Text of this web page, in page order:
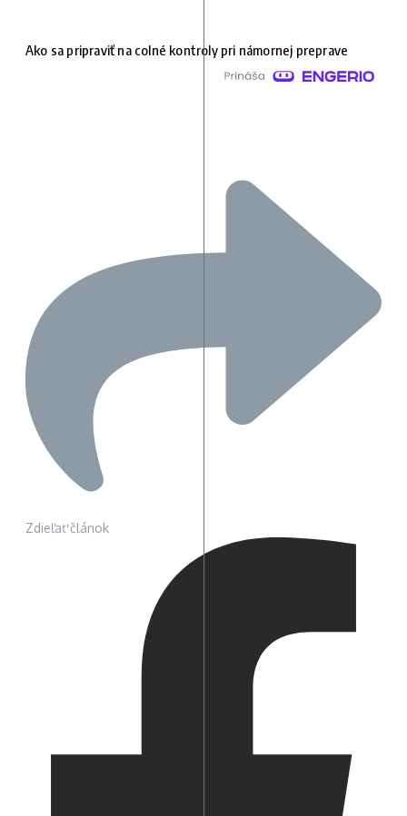
Ako sa pripraviť na colné kontroly pri námornej preprave
Zdieľať článok